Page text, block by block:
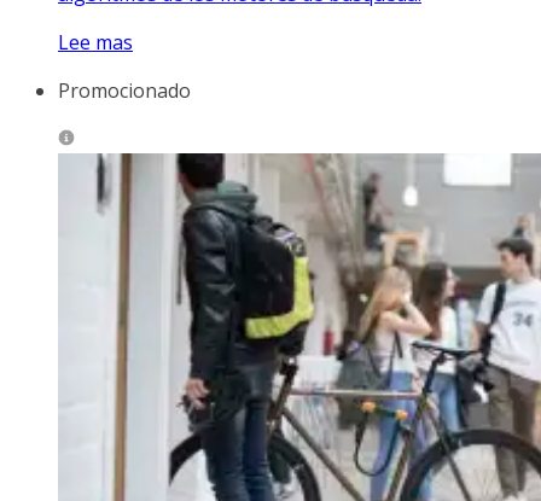
Lee mas
Promocionado